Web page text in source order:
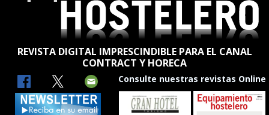
REVISTA DIGITAL IMPRESCINDIBLE PARA EL CANAL
CONTRACT Y HORECA
Consulte nuestras revistas Online